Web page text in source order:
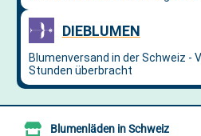
Blumenläden in Schweiz